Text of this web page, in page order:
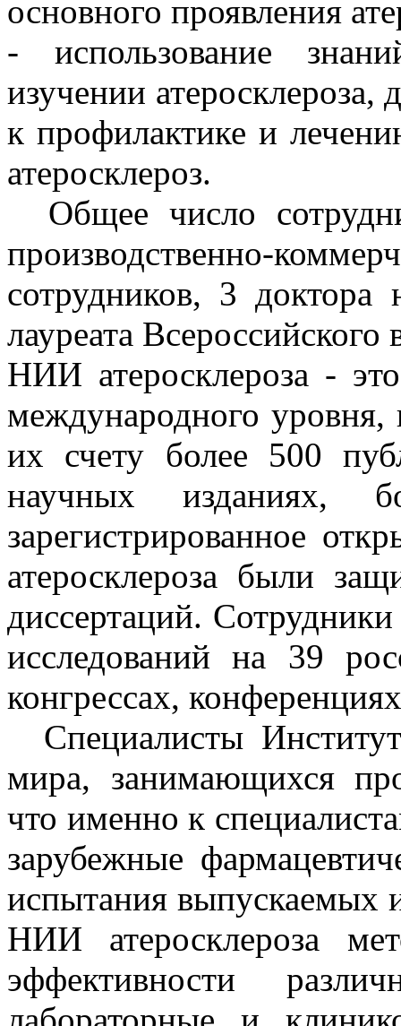
основного проявления
- использование
изучении атеросклероза,
к профилактике и
атеросклероз.
Общее число
производственно-
сотрудников, 3
лауреата
НИИ атеросклероза -
международного уровня,
их счету более 500
научных изданиях,
зарегистрированное
атеросклероза были
диссертаций.
исследований на 39
конгрессах,
Специалисты
мира, занимающихся
что именно к
зарубежные
испытания выпускаемых
НИИ атеросклероза
эффективности